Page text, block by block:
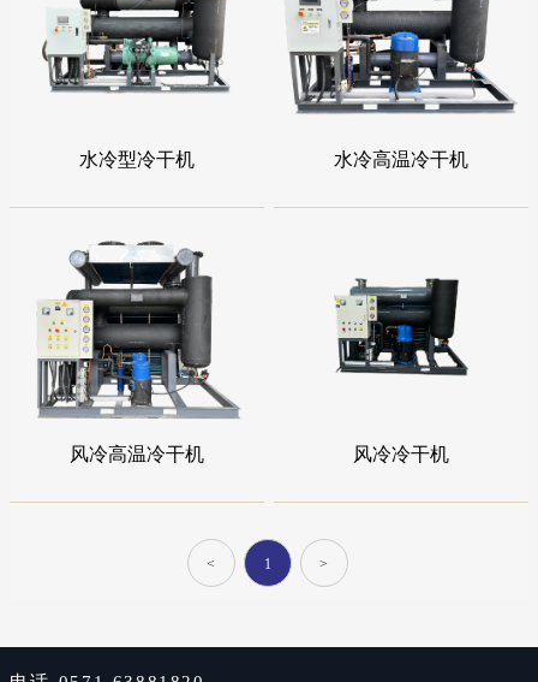
水冷型冷干机 水冷高温冷干机
风冷高温冷干机 风冷冷干机
< 1 >